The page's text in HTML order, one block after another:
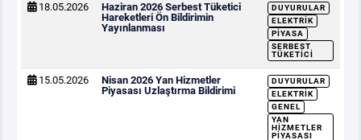
18.05.2026
Haziran 2026 Serbest Tüketici
Hareketleri Ön Bildirimin
Yayınlanması
DUYURULAR
ELEKTRIK
PIYASA
SERBEST
TÜKETICI
15.05.2026
Nisan 2026 Yan Hizmetler
Piyasası Uzlaştırma Bildirimi
DUYURULAR
ELEKTRIK
GENEL
YAN
HIZMETLER
PIYASASI